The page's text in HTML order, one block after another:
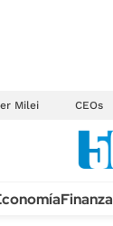
Milei CEOs
TECNOLOGÍA